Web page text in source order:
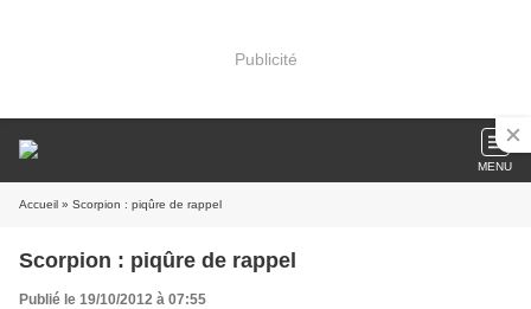
Publicité
MENU
Accueil » Scorpion : piqûre de rappel
Scorpion : piqûre de rappel
Publié le 19/10/2012 à 07:55